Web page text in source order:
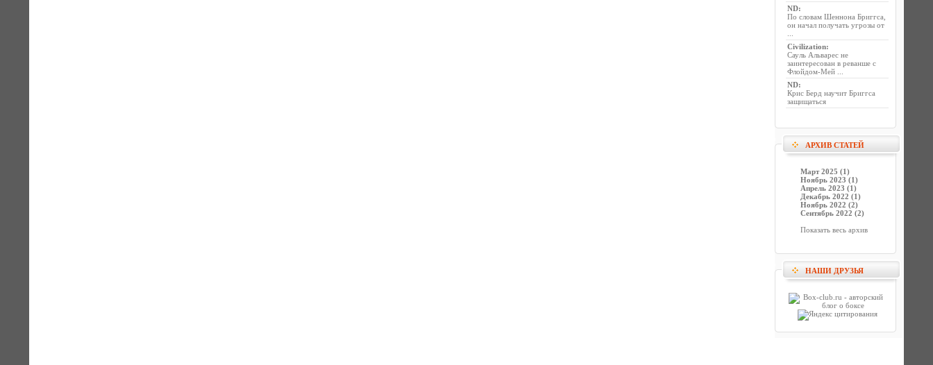
ND:
По словам Шеннона Бриггса,
он начал получать угрозы от
Civilization:
Сауль Альварес не
заинтересован в реванше с
Флойдом-Мей ...
ND:
Крис Берд научит Бриггса
защищаться
АРХИВ СТАТЕЙ
Март 2025 (1)
Ноябрь 2023 (1)
Апрель 2023 (1)
Декабрь 2022 (1)
Ноябрь 2022 (2)
Сентябрь 2022 (2)
Показать весь архив
НАШИ ДРУЗЬЯ